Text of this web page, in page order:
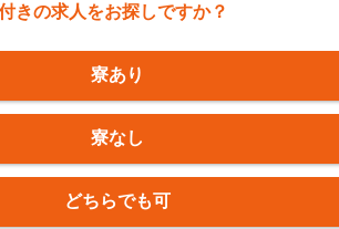
きの求人をお探しですか？
寮あり
寮なし
どちらでも可